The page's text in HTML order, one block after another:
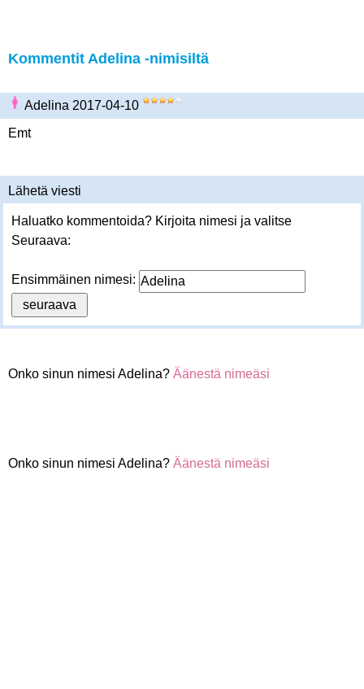
Kommentit Adelina -nimisiltä
Adelina 2017-04-10
Emt
Lähetä viesti
Haluatko kommentoida? Kirjoita nimesi ja valitse
Seuraava:
Ensimmäinen nimesi:
Onko sinun nimesi Adelina? Äänestä nimeäsi
Onko sinun nimesi Adelina? Äänestä nimeäsi